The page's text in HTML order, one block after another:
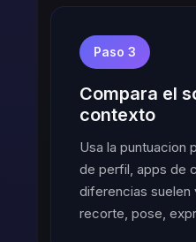
Paso 3
Compara el
contexto
Usa la puntuacion
de perfil, apps de
diferencias suelen
recorte, pose,